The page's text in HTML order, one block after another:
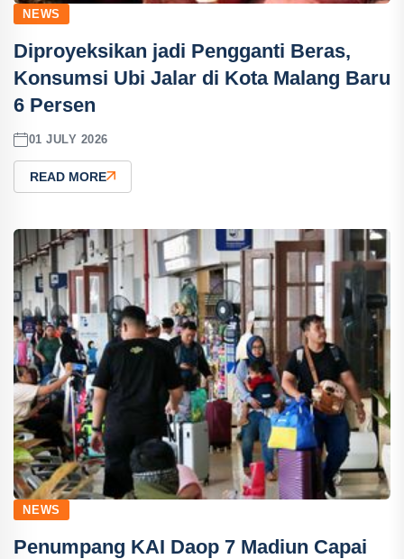
NEWS
Diproyeksikan jadi Pengganti Beras,
Konsumsi Ubi Jalar di Kota Malang Baru
6 Persen
01 JULY 2026
READ MORE
NEWS
Penumpang KAI Daop 7 Madiun Capai